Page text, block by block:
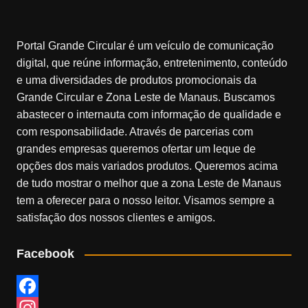
Portal Grande Circular é um veículo de comunicação
digital, que reúne informação, entretenimento, conteúdo
e uma diversidades de produtos promocionais da
Grande Circular e Zona Leste de Manaus. Buscamos
abastecer o internauta com informação de qualidade e
com responsabilidade. Através de parcerias com
grandes empresas queremos ofertar um leque de
opções dos mais variados produtos. Queremos acima
de tudo mostrar o melhor que a zona Leste de Manaus
tem a oferecer para o nosso leitor. Visamos sempre a
satisfação dos nossos clientes e amigos.
Facebook